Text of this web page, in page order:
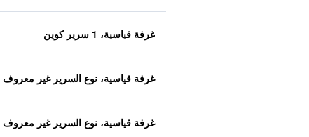
غرفة قياسية، 1 سرير كوين
غرفة قياسية، نوع السرير غير معروف
غرفة قياسية، نوع السرير غير معروف